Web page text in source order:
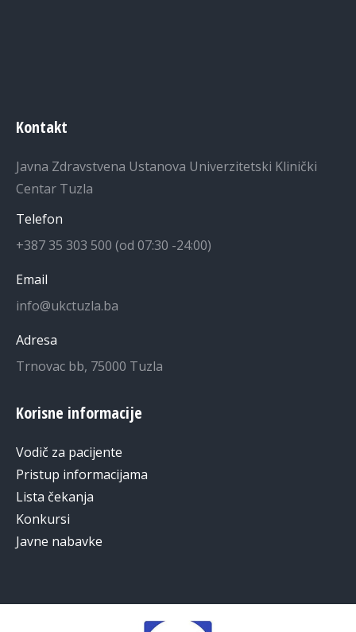
Kontakt
Javna Zdravstvena Ustanova Univerzitetski Klinički
Centar Tuzla
Telefon
+387 35 303 500 (od 07:30 -24:00)
Email
info@ukctuzla.ba
Adresa
Trnovac bb, 75000 Tuzla
Korisne informacije
Vodič za pacijente
Pristup informacijama
Lista čekanja
Konkursi
Javne nabavke